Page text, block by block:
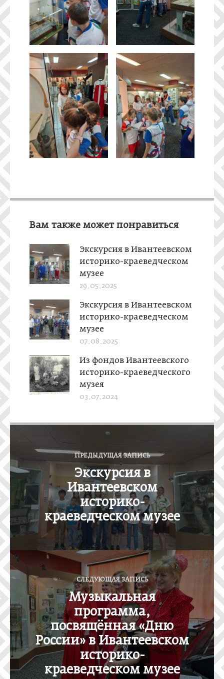
Вам также может понравиться
Экскурсия в Ивантеевском
историко-краеведческом
музее
29.05.2025
Экскурсия в Ивантеевском
историко-краеведческом
музее
07.08.2025
Из фондов Ивантеевского
историко-краеведческого
музея
03.07.2024
в
и
а
ц
я
п
з
а
п
и
с
ПРЕДЫДУЩАЯ ЗАПИСЬ
Экскурсия в
Ивантеевском
историко-
краеведческом музее
СЛЕДУЮЩАЯ ЗАПИСЬ
Музыкальная
программа,
посвящённая «Дню
России» в Ивантеевском
историко-
краеведческом музее